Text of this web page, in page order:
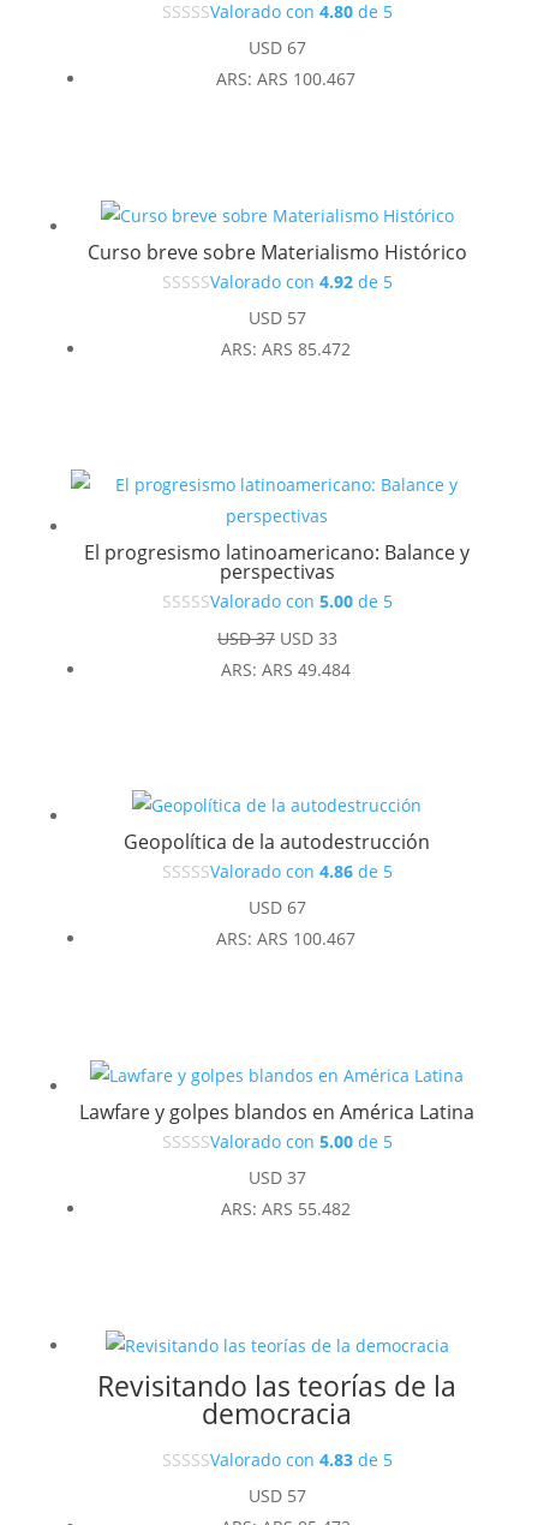
Valorado con 4.80de 5
USD67
ARS: ARS 100.467
Curso breve sobre Materialismo Histórico
Valorado con 4.92de 5
USD57
ARS: ARS 85.472
El progresismo latinoamericano: Balance y
perspectivas
Valorado con 5.00de 5
USD37 El
precio
USD33El
precio
ARS: ARS 49.484
Geopolítica de la autodestrucción
Valorado con 4.86de 5
USD67
ARS: ARS 100.467
Lawfare y golpes blandos en América Latina
Valorado con 5.00de 5
USD37
ARS: ARS 55.482
Revisitando las teorías de la
democracia
Valorado con 4.83de 5
USD57